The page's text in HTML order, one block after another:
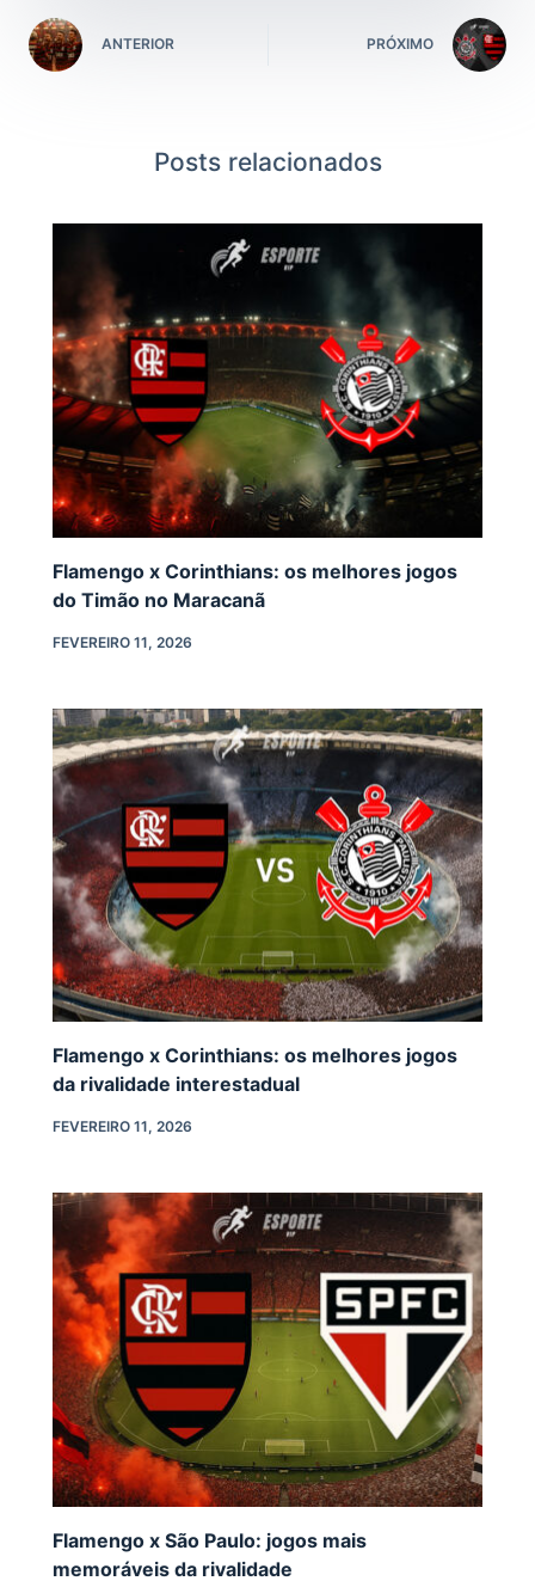
ANTERIOR PRÓXIMO
Posts relacionados
Flamengo x Corinthians: os melhores jogos
do Timão no Maracanã
FEVEREIRO 11, 2026
Flamengo x Corinthians: os melhores jogos
da rivalidade interestadual
FEVEREIRO 11, 2026
Flamengo x São Paulo: jogos mais
memoráveis da rivalidade